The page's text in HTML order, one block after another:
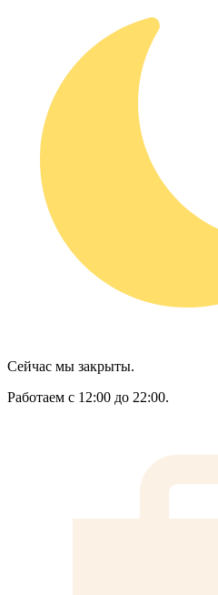
Сейчас мы закрыты.
Работаем с 12:00 до 22:00.